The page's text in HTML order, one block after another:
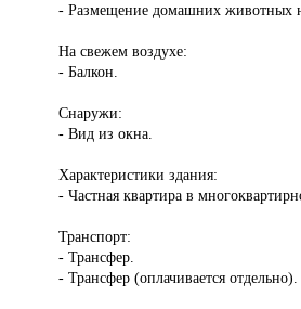
- Размещение домашних животных
На свежем воздухе:
- Балкон.
Снаружи:
- Вид из окна.
Характеристики здания:
- Частная квартира в
Транспорт:
- Трансфер.
- Трансфер (оплачивается отдельно).